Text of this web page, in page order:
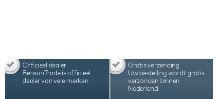
Officieel dealer
BensonTrade is officieel
dealer van vele merken.
Gratis verzending
Uw bestelling wordt gratis
verzonden binnen
Nederland.